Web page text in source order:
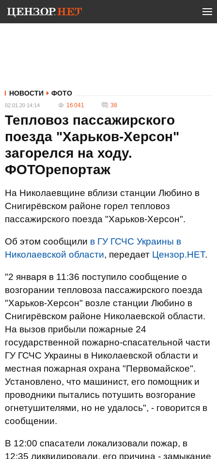
НОВОСТИ ФОТО
02.01.20 14:14 16 041 38
Тепловоз пассажирского
поезда "Харьков-Херсон"
загорелся на ходу.
ФОТОрепортаж
На Николаевщине вблизи станции Любино в
Снигирёвском районе горел тепловоз
пассажирского поезда "Харьков-Херсон".
Об этом сообщили в ГУ ГСЧС Украины в
Николаевской области, передает Цензор.НЕТ.
"2 января в 11:36 поступило сообщение о
возгорании тепловоза пассажирского поезда
"Харьков-Херсон" возле станции Любино в
Снигирёвском районе Николаевской области.
На вызов прибыли пожарные 24
государственной пожарно-спасательной части
ГУ ГСЧС Украины в Николаевской области и
местная пожарная охрана "Первомайское".
Установлено, что машинист, его помощник и
проводники пытались потушить возгорание
огнетушителями, но не удалось", - говорится в
сообщении.
В 12:00 спасатели локализовали пожар, в
12:35 ликвидировали, его причина - замыкание